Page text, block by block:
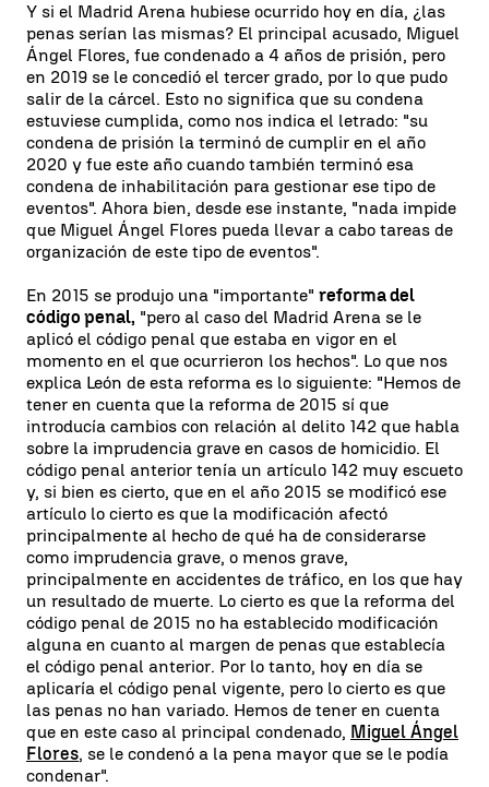
Y si el Madrid Arena hubiese ocurrido hoy en día, ¿las
penas serían las mismas? El principal acusado, Miguel
Ángel Flores, fue condenado a 4 años de prisión, pero
en 2019 se le concedió el tercer grado, por lo que pudo
salir de la cárcel. Esto no significa que su condena
estuviese cumplida, como nos indica el letrado: "su
condena de prisión la terminó de cumplir en el año
2020 y fue este año cuando también terminó esa
condena de inhabilitación para gestionar ese tipo de
eventos". Ahora bien, desde ese instante, "nada impide
que Miguel Ángel Flores pueda llevar a cabo tareas de
organización de este tipo de eventos".
En 2015 se produjo una "importante" reforma del
código penal, "pero al caso del Madrid Arena se le
aplicó el código penal que estaba en vigor en el
momento en el que ocurrieron los hechos". Lo que nos
explica León de esta reforma es lo siguiente: "Hemos de
tener en cuenta que la reforma de 2015 sí que
introducía cambios con relación al delito 142 que habla
sobre la imprudencia grave en casos de homicidio. El
código penal anterior tenía un artículo 142 muy escueto
y, si bien es cierto, que en el año 2015 se modificó ese
artículo lo cierto es que la modificación afectó
principalmente al hecho de qué ha de considerarse
como imprudencia grave, o menos grave,
principalmente en accidentes de tráfico, en los que hay
un resultado de muerte. Lo cierto es que la reforma del
código penal de 2015 no ha establecido modificación
alguna en cuanto al margen de penas que establecía
el código penal anterior. Por lo tanto, hoy en día se
aplicaría el código penal vigente, pero lo cierto es que
las penas no han variado. Hemos de tener en cuenta
que en este caso al principal condenado, Miguel Ángel
Flores, se le condenó a la pena mayor que se le podía
condenar".